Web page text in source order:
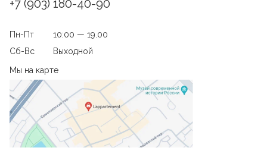
+7 (903) 180-40-90
Пн-Пт
10:00 — 19.00
Сб-Вс
Выходной
Мы на карте